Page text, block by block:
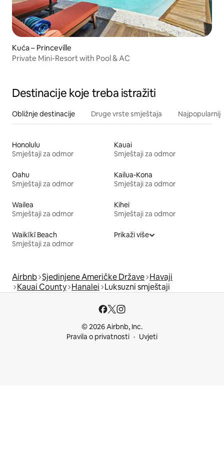
Kuća – Princeville
Private Mini-Resort with Pool & AC
Destinacije koje treba istražiti
Obližnje destinacije Druge vrste smještaja
Honolulu
Smještaji za odmor
Kauai
Smještaji za odmor
Oahu
Smještaji za odmor
Kailua-Kona
Smještaji za odmor
Wailea
Smještaji za odmor
Kihei
Smještaji za odmor
Waikīkī Beach
Smještaji za odmor
Prikaži više
Airbnb Sjedinjene Američke Države Havaji
Kauai County Hanalei Luksuzni smještaji
© 2026 Airbnb, Inc.
Pravila o privatnosti
Uvjeti